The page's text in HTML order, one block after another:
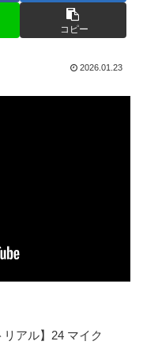
コピー
2026.01.23
アル】24 マイク